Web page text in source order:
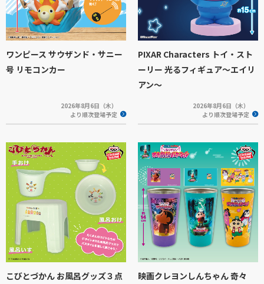
ワンピース サウザンド・サニー
号 リモコンカー
2026年8月6日（木）
より順次登場予定
PIXAR Characters トイ・スト
ーリー 光るフィギュア～エイリ
アン～
2026年8月6日（木）
より順次登場予定
こびとづかん お風呂グッズ３点
映画クレヨンしんちゃん 奇々